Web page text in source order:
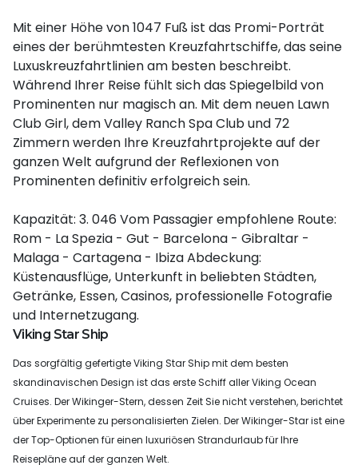
Mit einer Höhe von 1047 Fuß ist das Promi-Porträt
eines der berühmtesten Kreuzfahrtschiffe, das seine
Luxuskreuzfahrtlinien am besten beschreibt.
Während Ihrer Reise fühlt sich das Spiegelbild von
Prominenten nur magisch an. Mit dem neuen Lawn
Club Girl, dem Valley Ranch Spa Club und 72
Zimmern werden Ihre Kreuzfahrtprojekte auf der
ganzen Welt aufgrund der Reflexionen von
Prominenten definitiv erfolgreich sein.
Kapazität: 3. 046 Vom Passagier empfohlene Route:
Rom - La Spezia - Gut - Barcelona - Gibraltar -
Malaga - Cartagena - Ibiza Abdeckung:
Küstenausflüge, Unterkunft in beliebten Städten,
Getränke, Essen, Casinos, professionelle Fotografie
und Internetzugang.
Viking Star Ship
Das sorgfältig gefertigte Viking Star Ship mit dem besten
skandinavischen Design ist das erste Schiff aller Viking Ocean
Cruises. Der Wikinger-Stern, dessen Zeit Sie nicht verstehen, berichtet
über Experimente zu personalisierten Zielen. Der Wikinger-Star ist eine
der Top-Optionen für einen luxuriösen Strandurlaub für Ihre
Reisepläne auf der ganzen Welt.